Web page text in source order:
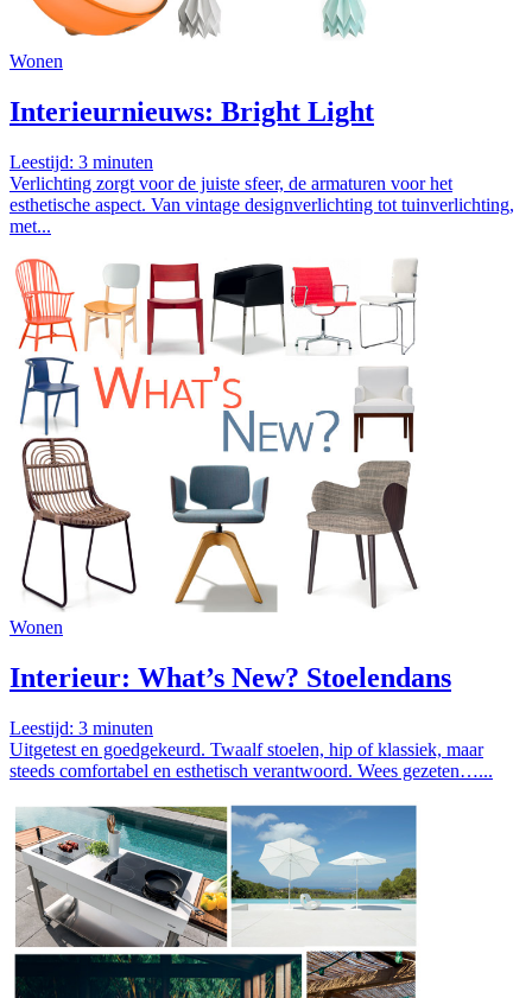
Wonen
Interieurnieuws: Bright Light
Leestijd: 3 minuten
Verlichting zorgt voor de juiste sfeer, de armaturen voor het
esthetische aspect. Van vintage designverlichting tot tuinverlichting,
met...
Wonen
Interieur: What’s New? Stoelendans
Leestijd: 3 minuten
Uitgetest en goedgekeurd. Twaalf stoelen, hip of klassiek, maar
steeds comfortabel en esthetisch verantwoord. Wees gezeten…...